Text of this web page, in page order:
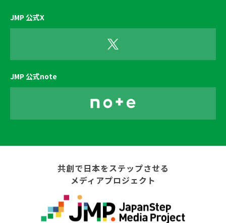
JMP 公式X
JMP 公式note
共創で日本をステップさせる
メディアプロジェクト